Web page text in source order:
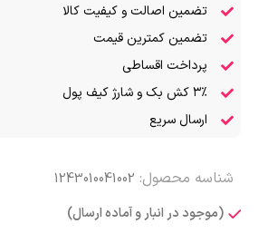
تضمین اصالت و کیفیت کالا
تضمین کمترین قیمت
پرداخت اقساطی
۳٪ کش بک و شارژ کیف پول
ارسال سریع
شناسه محصول: 1243010041002
(موجود در انبار و آماده ارسال)